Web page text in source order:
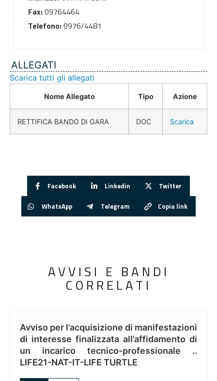
Fax:09764464
Telefono:0976/4481
ALLEGATI
Scarica tutti gli allegati
Nome Allegato Tipo Azione
RETTIFICA BANDO DI GARA DOC Scarica
Facebook Linkedin Twitter
WhatsApp Telegram Copia link
AVVISI E BANDI
CORRELATI
Avviso per l’acquisizione di manifestazioni
di interesse finalizzata all’affidamento di
un incarico tecnico-professionale ..
LIFE21-NAT-IT-LIFE TURTLE